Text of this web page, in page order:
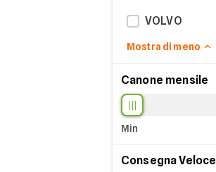
VOLVO
Mostra di meno
Canone mensile
Min
Consegna Veloce